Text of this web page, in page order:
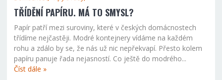
TŘÍDĚNÍ PAPÍRU. MÁ TO SMYSL?
Papír patří mezi suroviny, které v českých domácnostech
třídíme nejčastěji. Modré kontejnery vídáme na každém
rohu a zdálo by se, že nás už nic nepřekvapí. Přesto kolem
papíru panuje řada nejasností. Co ještě do modrého...
Číst dále »